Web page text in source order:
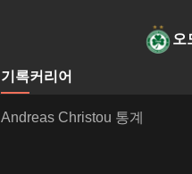
오
기록커리어
Andreas Christou 통계